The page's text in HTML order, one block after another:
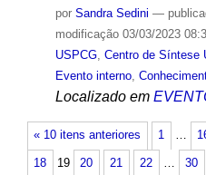
por Sandra Sedini —
modificação03/03/2023
USPCG, Centro de Síntese
Evento interno,
Localizado em
« 10 itens anteriores 1 …
18 19 20 21 22 … 30